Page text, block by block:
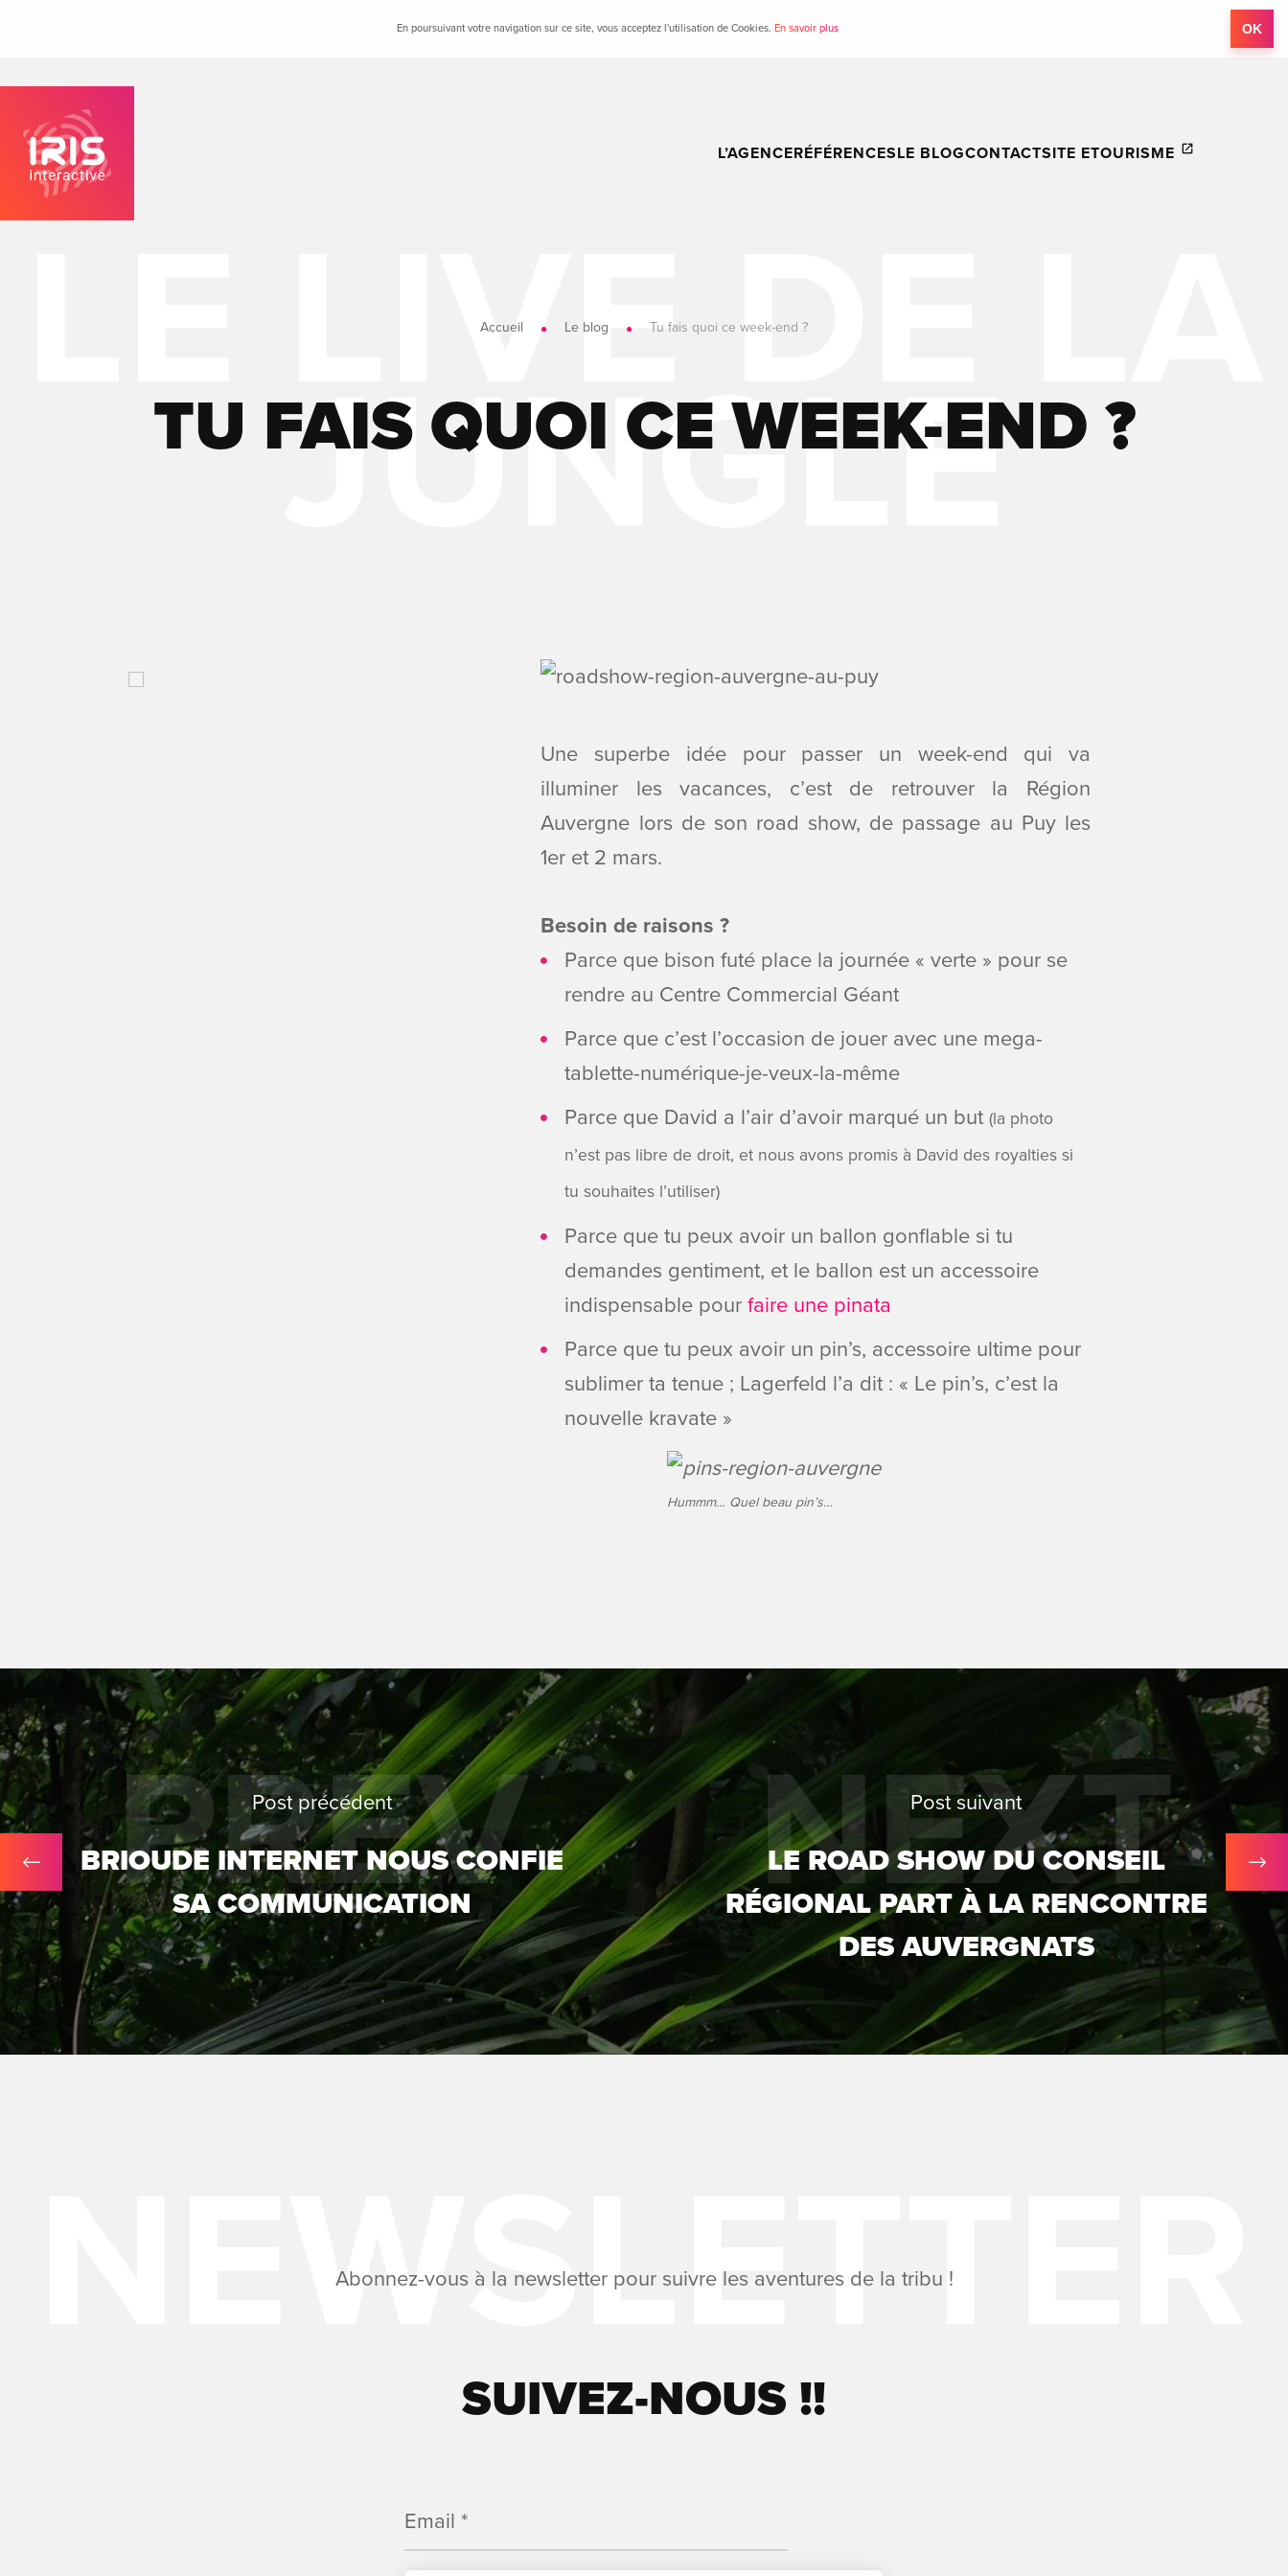
En poursuivant votre navigation sur ce site, vous acceptez l'utilisation de Cookies. En savoir plus OK
L’AGENCERÉFÉRENCESLE BLOGCONTACTSITE ETOURISME
Accueil Le blog Tu fais quoi ce week-end ?
TU FAIS QUOI CE WEEK-END ?
Une superbe idée pour passer un week-end qui va
illuminer les vacances, c’est de retrouver la Région
Auvergne lors de son road show, de passage au Puy les
1er et 2 mars.
Besoin de raisons ?
Parce que bison futé place la journée « verte » pour se
rendre au Centre Commercial Géant
Parce que c’est l’occasion de jouer avec une mega-
tablette-numérique-je-veux-la-même
Parce que David a l’air d’avoir marqué un but(la photo
n’est pas libre de droit, et nous avons promis à David des royalties si
tu souhaites l’utiliser)
Parce que tu peux avoir un ballon gonflable si tu
demandes gentiment, et le ballon est un accessoire
indispensable pourfaire une pinata
Parce que tu peux avoir un pin’s, accessoire ultime pour
sublimer ta tenue ; Lagerfeld l’a dit : « Le pin’s, c’est la
nouvelle kravate »
Hummm… Quel beau pin’s…
PREV
Post précédent
BRIOUDE INTERNET NOUS CONFIE
SA COMMUNICATION
NEXT
Post suivant
LE ROAD SHOW DU CONSEIL
RÉGIONAL PART À LA RENCONTRE
DES AUVERGNATS
Abonnez-vous à la newsletter pour suivre les aventures de la tribu !
SUIVEZ-NOUS !!
Email *